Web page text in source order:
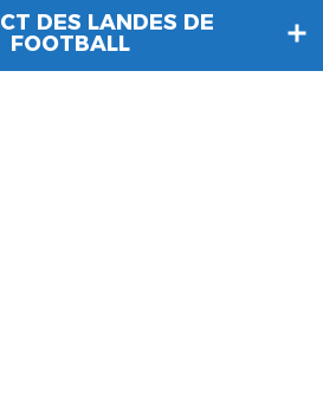
DES LANDES DE
FOOTBALL